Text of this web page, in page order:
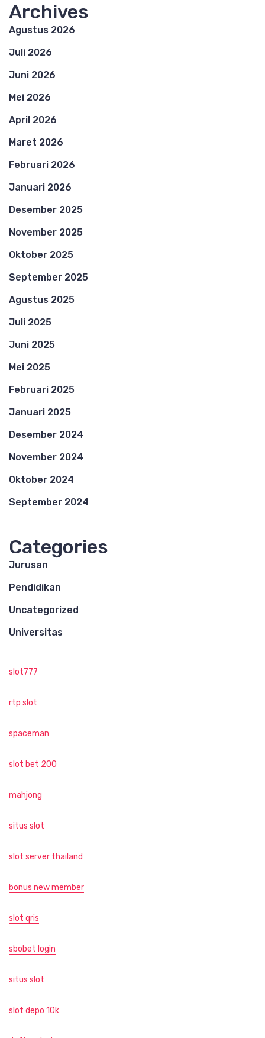
Archives
Agustus 2026
Juli 2026
Juni 2026
Mei 2026
April 2026
Maret 2026
Februari 2026
Januari 2026
Desember 2025
November 2025
Oktober 2025
September 2025
Agustus 2025
Juli 2025
Juni 2025
Mei 2025
Februari 2025
Januari 2025
Desember 2024
November 2024
Oktober 2024
September 2024
Categories
Jurusan
Pendidikan
Uncategorized
Universitas
slot777
rtp slot
spaceman
slot bet 200
mahjong
situs slot
slot server thailand
bonus new member
slot qris
sbobet login
situs slot
slot depo 10k